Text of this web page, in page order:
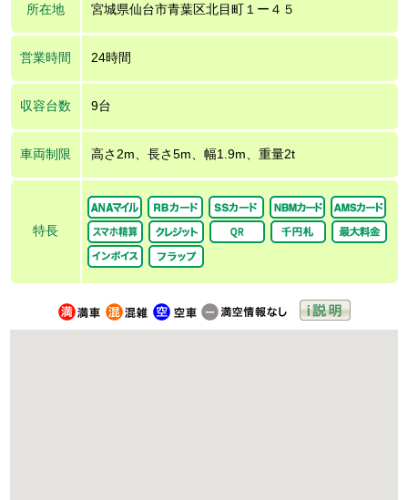
所在地 宮城県仙台市青葉区北目町１ー４５
営業時間 24時間
収容台数 9台
車両制限 高さ2m、長さ5m、幅1.9m、重量2t
特長